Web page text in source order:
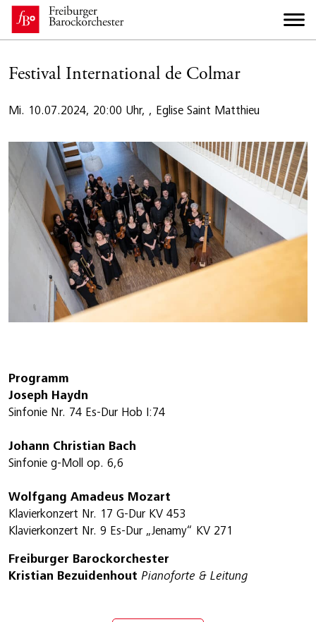
Festival International de Colmar
Mi. 10.07.2024, 20:00 Uhr, , Eglise Saint Matthieu
Programm
Joseph Haydn
Sinfonie Nr. 74 Es-Dur Hob I:74
Johann Christian Bach
Sinfonie g-Moll op. 6,6
Wolfgang Amadeus Mozart
Klavierkonzert Nr. 17 G-Dur KV 453
Klavierkonzert Nr. 9 Es-Dur „Jenamy“ KV 271
Freiburger Barockorchester
Kristian Bezuidenhout Pianoforte & Leitung